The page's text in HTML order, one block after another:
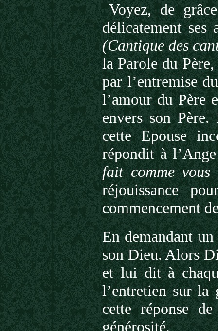
Voyez, de
délicatement
(Cantique des
la Parole du
par l’entremise
l’amour du Père
envers son
cette Epouse
répondit à
fait comme
réjouissance
commencement
En demandant
son Dieu. Alors
et lui dit à
l’entretien sur la
cette réponse
générosité.